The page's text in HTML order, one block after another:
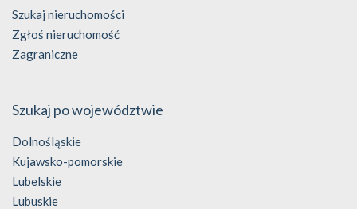
Szukaj nieruchomości
Zgłoś nieruchomość
Zagraniczne
Szukaj po województwie
Dolnośląskie
Kujawsko-pomorskie
Lubelskie
Lubuskie